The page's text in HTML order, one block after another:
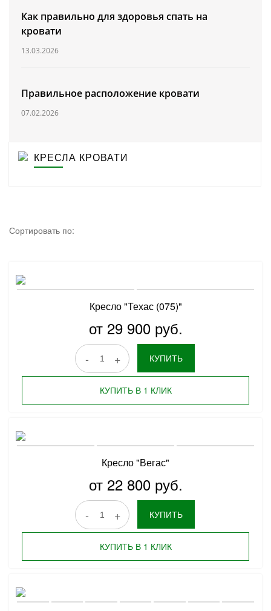
Как правильно для здоровья спать на
кровати
13.03.2026
Правильное расположение кровати
07.02.2026
КРЕСЛА КРОВАТИ
Сортировать по:
Кресло "Техас (075)"
от 29 900 руб.
- + КУПИТЬ
КУПИТЬ В 1 КЛИК
Кресло "Вегас"
от 22 800 руб.
- + КУПИТЬ
КУПИТЬ В 1 КЛИК